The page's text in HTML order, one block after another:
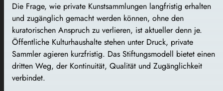
Die Frage, wie private Kunstsammlungen langfristig erhalten
und zugänglich gemacht werden können, ohne den
kuratorischen Anspruch zu verlieren, ist aktueller denn je.
Öffentliche Kulturhaushalte stehen unter Druck, private
Sammler agieren kurzfristig. Das Stiftungsmodell bietet einen
dritten Weg, der Kontinuität, Qualität und Zugänglichkeit
verbindet.